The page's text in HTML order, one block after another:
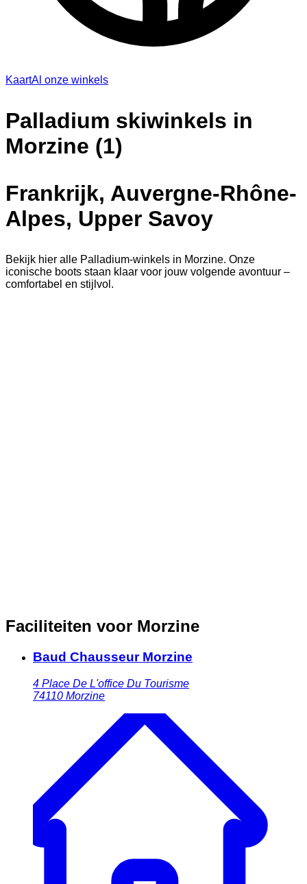
KaartAl onze winkels
Palladium skiwinkels in
Morzine (1)
Frankrijk, Auvergne-Rhône-
Alpes, Upper Savoy
Bekijk hier alle Palladium-winkels in Morzine. Onze
iconische boots staan klaar voor jouw volgende avontuur –
comfortabel en stijlvol.
Faciliteiten voor Morzine
Baud Chausseur Morzine
4 Place De L'office Du Tourisme
74110 Morzine